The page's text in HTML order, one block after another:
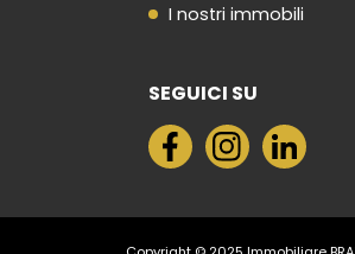
I nostri immobili
SEGUICI SU